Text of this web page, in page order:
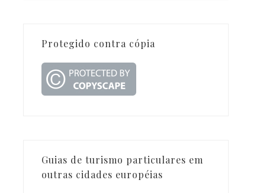
Protegido contra cópia
Guias de turismo particulares em
outras cidades européias